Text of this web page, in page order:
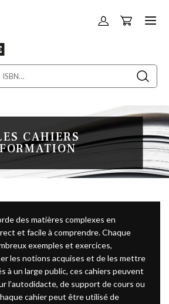
Allez
Panier
CAHIERS
des matières complexes en
et facile à comprendre. Chaque
exemples et exercices,
les notions acquises et de les mettre
à un large public, ces cahiers peuvent
l’autodidacte, de support de cours ou
cahier peut être utilisé de